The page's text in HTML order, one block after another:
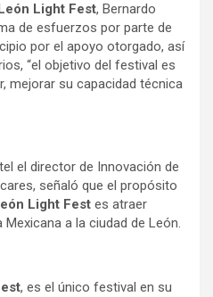
León Light Fest, Bernardo
de esfuerzos por parte de
por el apoyo otorgado, así
“el objetivo del festival es
mejorar su capacidad técnica
el director de Innovación de
señaló que el propósito
Light Fest es atraer
a la ciudad de León.
, es el único festival en su